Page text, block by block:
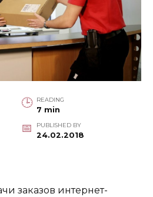
READING
7 min
PUBLISHED BY
24.02.2018
заказов интернет-